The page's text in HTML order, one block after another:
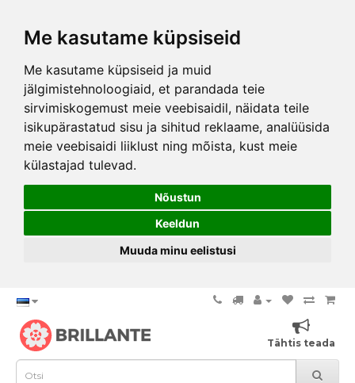
Me kasutame küpsiseid
Me kasutame küpsiseid ja muid
jälgimistehnoloogiaid, et parandada teie
sirvimiskogemust meie veebisaidil, näidata teile
isikupärastatud sisu ja sihitud reklaame, analüüsida
meie veebisaidi liiklust ning mõista, kust meie
külastajad tulevad.
Nõustun
Keeldun
Muuda minu eelistusi
Tähtis teada